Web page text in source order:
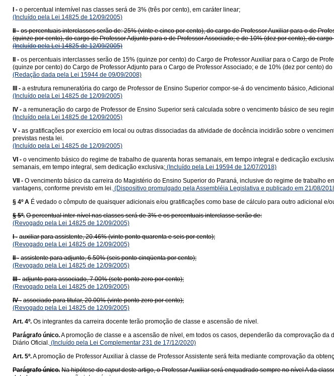
I - o percentual internível nas classes será de 3% (três por cento), em caráter linear;
(Incluído pela Lei 14825 de 12/09/2005)
II - os percentuais interclasses serão de: 25% (vinte e cinco por cento), do cargo de Professor Auxiliar para o de
(quinze por cento), do cargo de Professor Adjunto para o de Professor Associado; e de 10% (dez por cento), do
(Incluído pela Lei 14825 de 12/09/2005)
II - os percentuais interclasses serão de 15% (quinze por cento) do Cargo de Professor Auxiliar para o Cargo de
(quinze por cento) do Cargo de Professor Adjunto para o Cargo de Professor Associado; e de 10% (dez por cento)
(Redação dada pela Lei 15944 de 09/09/2008)
III - a estrutura remuneratória do cargo de Professor de Ensino Superior compor-se-á do vencimento básico,
(Incluído pela Lei 14825 de 12/09/2005)
IV - a remuneração do cargo de Professor de Ensino Superior será calculada sobre o vencimento básico de seu
(Incluído pela Lei 14825 de 12/09/2005)
V - as gratificações por exercício em local ou outras dissociadas da atividade de docência incidirão sobre o
previstas nesta lei.
(Incluído pela Lei 14825 de 12/09/2005)
VI - o vencimento básico do regime de trabalho de quarenta horas semanais, em tempo integral e dedicação
semanais, em tempo integral, sem dedicação exclusiva; (Incluído pela Lei 19594 de 12/07/2018)
VII - O vencimento básico da carreira do Magistério do Ensino Superior do Paraná, inclusive do regime de
vantagens, conforme previsto em lei. (Dispositivo promulgado pela Assembléia Legislativa e publicado em 21/08/
§ 4º A É vedado o cômputo de quaisquer adicionais e/ou gratificações como base de cálculo para outro adicional e/
§ 5º. O percentual inter-nível nas classes será de 3% e os percentuais interclasse serão de:
(Revogado pela Lei 14825 de 12/09/2005)
I - auxiliar para assistente, 20.46% (vinte ponto quarenta e seis por cento);
(Revogado pela Lei 14825 de 12/09/2005)
II - assistente para adjunto, 6.50% (seis ponto cinqüenta por cento);
(Revogado pela Lei 14825 de 12/09/2005)
III - adjunto para associado, 7.00% (sete ponto zero por cento);
(Revogado pela Lei 14825 de 12/09/2005)
IV - associado para titular, 20.00% (vinte ponto zero por cento);
(Revogado pela Lei 14825 de 12/09/2005)
Art. 4º. Os integrantes da carreira docente terão promoção de classe e ascensão de nível.
Parágrafo único.A promoção de classe e a ascensão de nível, em todos os casos, dependerão da comprovação
Diário Oficial. (Incluído pela Lei Complementar 231 de 17/12/2020)
Art. 5º.A promoção de Professor Auxiliar à classe de Professor Assistente será feita mediante comprovação da
Parágrafo único. Na hipótese docaputdeste artigo, o Professar Auxiliar será enquadrado sempre no nível A da